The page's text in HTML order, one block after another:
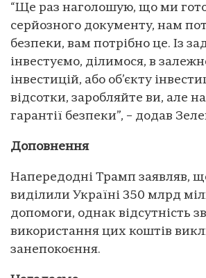
“Ще раз наголошую, що ми
серйозного документу, нам
безпеки, вам потрібно це. Із
інвестуємо, ділимося, в
інвестицій, або об’єкту
відсотки, заробляйте ви, але
гарантії безпеки”, – додав
Доповнення
Напередодні Трамп заявляв,
виділили Україні 350 млрд
допомоги, однак відсутність
використання цих коштів
занепокоєння.